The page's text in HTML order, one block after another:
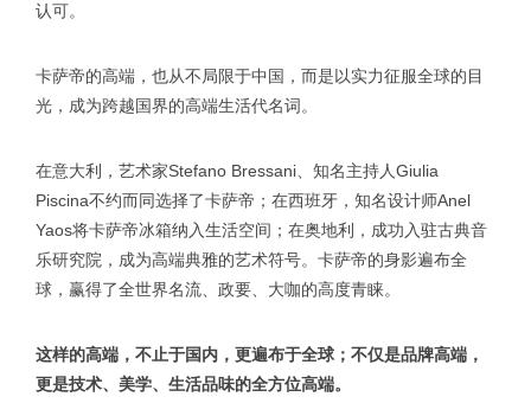
认可。
卡萨帝的高端，也从不局限于中国，而是以实力征服全球的目
光，成为跨越国界的高端生活代名词。
在意大利，艺术家Stefano Bressani、知名主持人Giulia
Piscina不约而同选择了卡萨帝；在西班牙，知名设计师Anel
Yaos将卡萨帝冰箱纳入生活空间；在奥地利，成功入驻古典音
乐研究院，成为高端典雅的艺术符号。卡萨帝的身影遍布全
球，赢得了全世界名流、政要、大咖的高度青睐。
这样的高端，不止于国内，更遍布于全球；不仅是品牌高端，
更是技术、美学、生活品味的全方位高端。